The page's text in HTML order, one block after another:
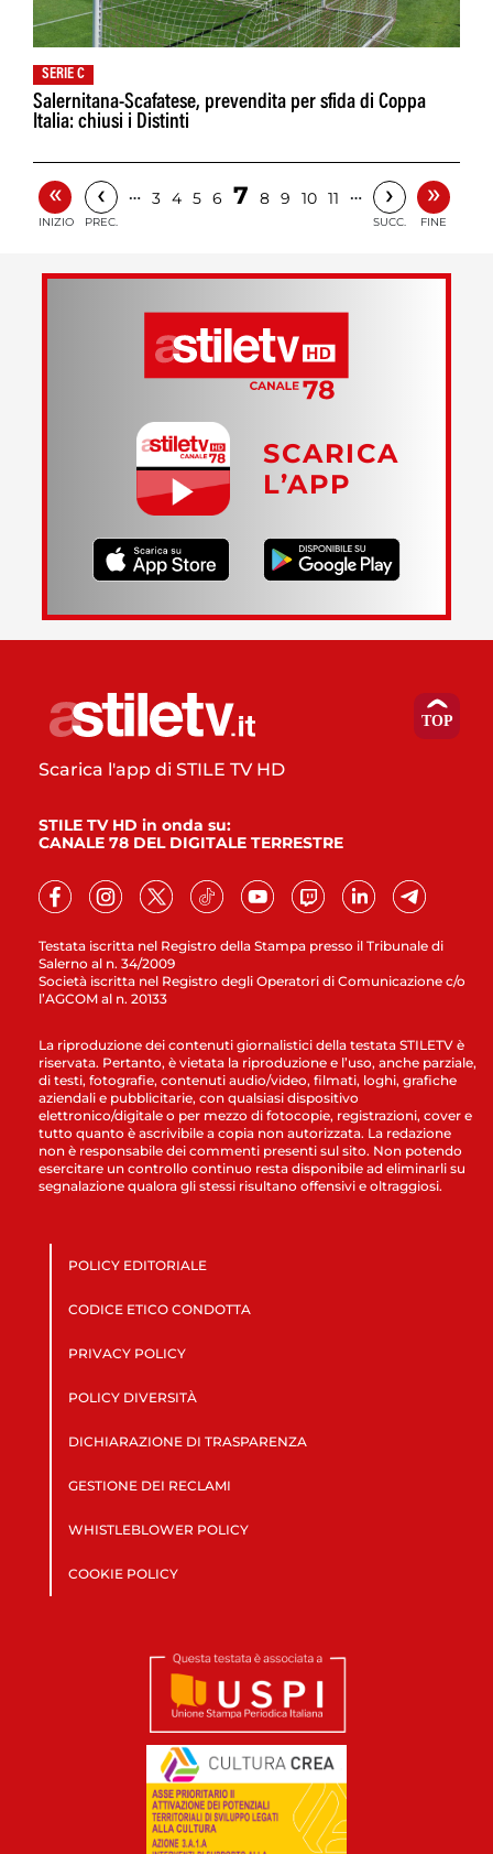
SERIE C
Salernitana-Scafatese, prevendita per sfida di Coppa
Italia: chiusi i Distinti
«
INIZIO
‹
PREC.
… 3 4 5 6 7 8 9 10 11 … ›
SUCC.
»
FINE
SCARICA
L’APP
Testata iscritta nel Registro della Stampa presso il Tribunale di
Salerno al n. 34/2009
Società iscritta nel Registro degli Operatori di Comunicazione c/o
l’AGCOM al n. 20133
Scarica l'app di STILE TV HD
STILE TV HD in onda su:
CANALE 78 DEL DIGITALE TERRESTRE
La riproduzione dei contenuti giornalistici della testata STILETV è
riservata. Pertanto, è vietata la riproduzione e l’uso, anche parziale,
di testi, fotografie, contenuti audio/video, filmati, loghi, grafiche
aziendali e pubblicitarie, con qualsiasi dispositivo
elettronico/digitale o per mezzo di fotocopie, registrazioni, cover e
tutto quanto è ascrivibile a copia non autorizzata. La redazione
non è responsabile dei commenti presenti sul sito. Non potendo
esercitare un controllo continuo resta disponibile ad eliminarli su
segnalazione qualora gli stessi risultano offensivi e oltraggiosi.
POLICY EDITORIALE
CODICE ETICO CONDOTTA
PRIVACY POLICY
POLICY DIVERSITÀ
DICHIARAZIONE DI TRASPARENZA
GESTIONE DEI RECLAMI
WHISTLEBLOWER POLICY
COOKIE POLICY